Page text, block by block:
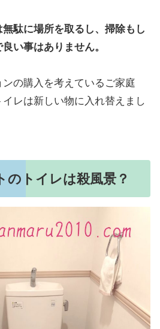
駄に場所を取るし、掃除もし
い事はありません。
の購入を考えているご家庭
レは新しい物に入れ替えまし
のトイレは殺風景？